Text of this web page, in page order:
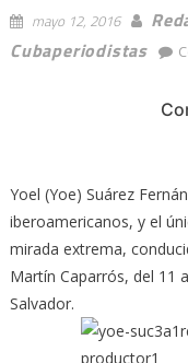
mayo 12, 2016
Cubaperiodistas
Yoel (Yoe) Suárez
iberoamericanos, y el
mirada extrema,
Martín Caparrós, del 11
Salvador.